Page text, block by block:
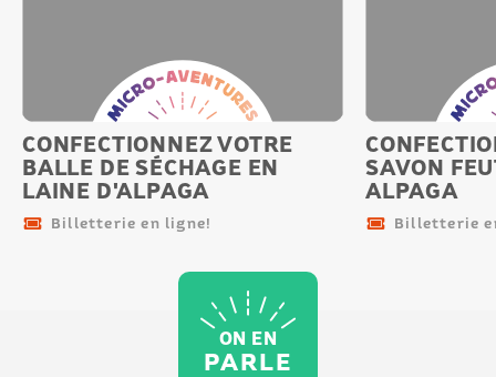
Micro-
aventure
CONFECTIONNEZ VOTRE
BALLE DE SÉCHAGE EN
LAINE D'ALPAGA
Billetterie en ligne!
Micro-
SAVON
ALPAGA
Billetterie
ON EN
PARLE